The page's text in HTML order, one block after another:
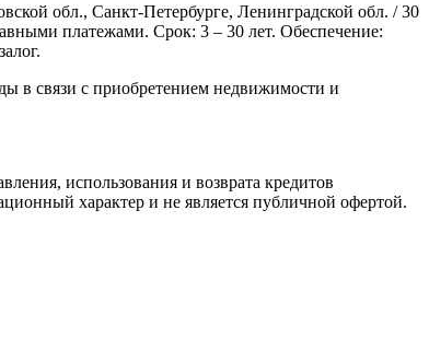
обл., Санкт-Петербурге, Ленинградской обл. / 30
платежами. Срок: 3 – 30 лет. Обеспечение:
в связи с приобретением недвижимости и
использования и возврата кредитов
характер и не является публичной офертой.